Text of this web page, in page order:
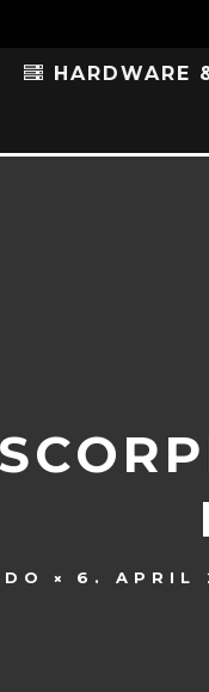
HARDWARE
6. APRIL